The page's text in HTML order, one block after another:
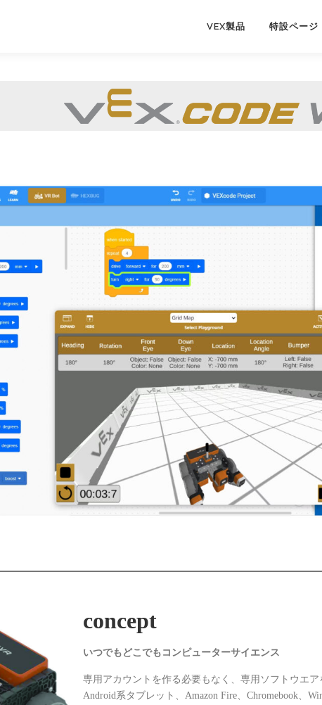
VEX製品 特設ページ
concept
いつでもどこでもコンピューターサイエンス
専用アカウントを作る必要もなく、専用ソフトウエ
Android系タブレット、Amazon Fire、Chromebook、